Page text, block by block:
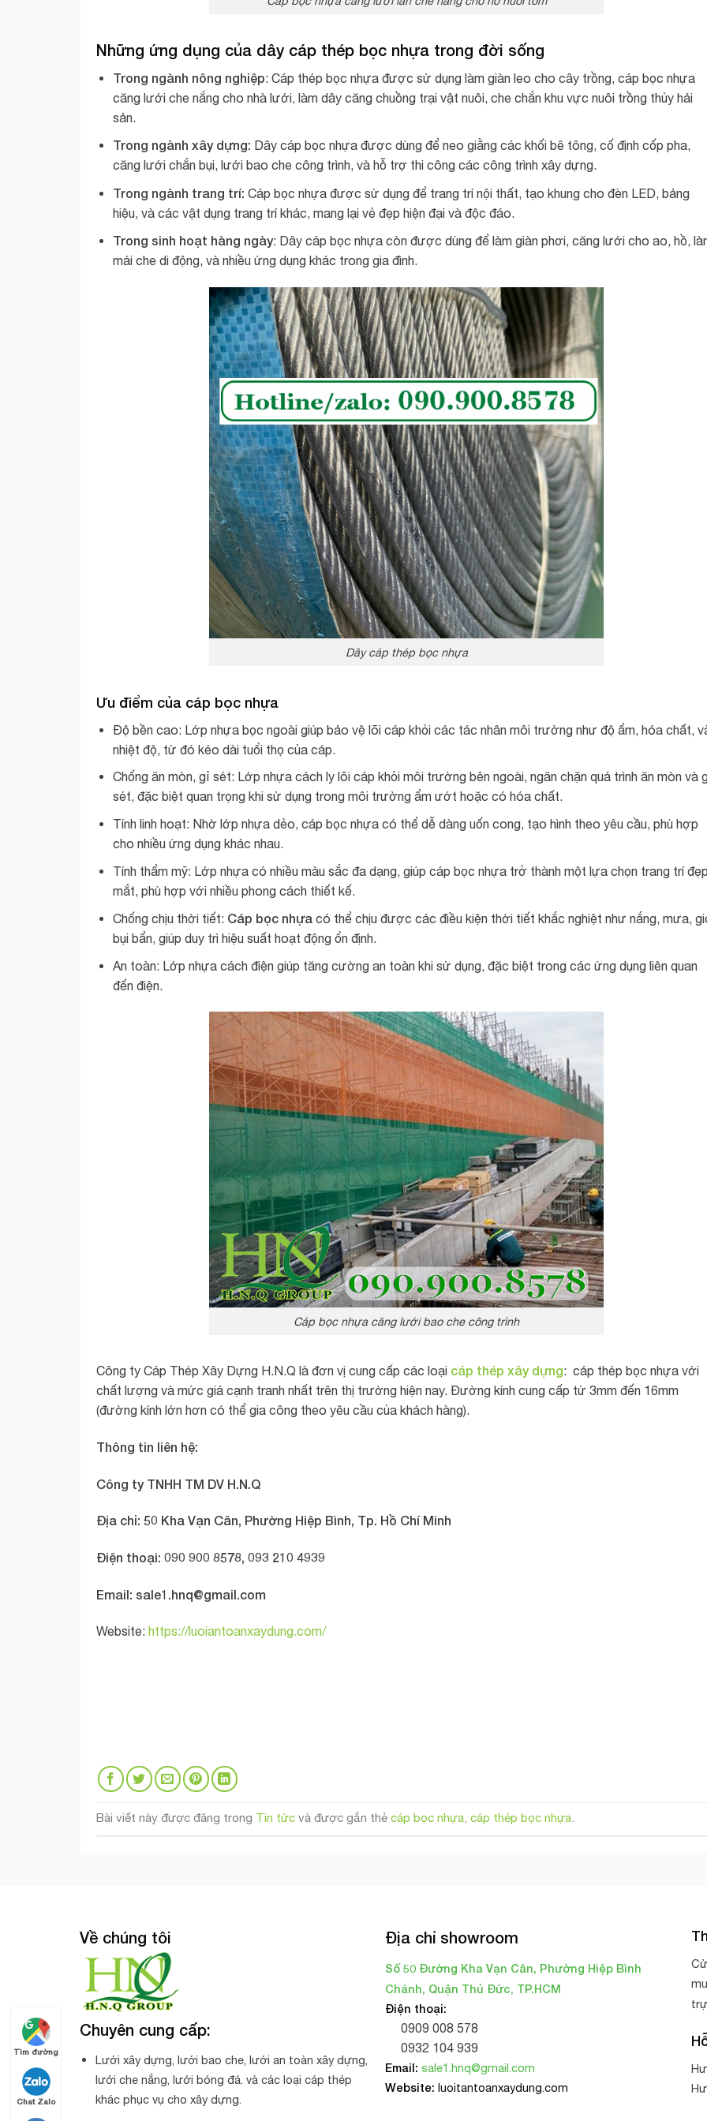
Những ứng dụng của dây cáp thép bọc nhựa trong đời sống
Trong ngành nông nghiệp: Cáp thép bọc nhựa được sử dụng làm giàn leo cho cây trồng, cáp bọc nhựa
căng lưới che nắng cho nhà lưới, làm dây căng chuồng trại vật nuôi, che chắn khu vực nuôi trồng thủy hải
sản.
Trong ngành xây dựng: Dây cáp bọc nhựa được dùng để neo giằng các khối bê tông, cố định cốp pha,
căng lưới chắn bụi, lưới bao che công trình, và hỗ trợ thi công các công trình xây dựng.
Trong ngành trang trí: Cáp bọc nhựa được sử dụng để trang trí nội thất, tạo khung cho đèn LED, bảng
hiệu, và các vật dụng trang trí khác, mang lại vẻ đẹp hiện đại và độc đáo.
Trong sinh hoạt hàng ngày: Dây cáp bọc nhựa còn được dùng để làm giàn phơi, căng lưới cho ao, hồ,
mái che di động, và nhiều ứng dụng khác trong gia đình.
Dây cáp thép bọc nhựa
Ưu điểm của cáp bọc nhựa
Độ bền cao: Lớp nhựa bọc ngoài giúp bảo vệ lõi cáp khỏi các tác nhân môi trường như độ ẩm, hóa chất,
nhiệt độ, từ đó kéo dài tuổi thọ của cáp.
Chống ăn mòn, gỉ sét: Lớp nhựa cách ly lõi cáp khỏi môi trường bên ngoài, ngăn chặn quá trình ăn mòn và
sét, đặc biệt quan trọng khi sử dụng trong môi trường ẩm ướt hoặc có hóa chất.
Tính linh hoạt: Nhờ lớp nhựa dẻo, cáp bọc nhựa có thể dễ dàng uốn cong, tạo hình theo yêu cầu, phù hợp
cho nhiều ứng dụng khác nhau.
Tính thẩm mỹ: Lớp nhựa có nhiều màu sắc đa dạng, giúp cáp bọc nhựa trở thành một lựa chọn trang trí đẹp
mắt, phù hợp với nhiều phong cách thiết kế.
Chống chịu thời tiết: Cáp bọc nhựacó thể chịu được các điều kiện thời tiết khắc nghiệt như nắng, mưa,
bụi bẩn, giúp duy trì hiệu suất hoạt động ổn định.
An toàn: Lớp nhựa cách điện giúp tăng cường an toàn khi sử dụng, đặc biệt trong các ứng dụng liên quan
đến điện.
Cáp bọc nhựa căng lưới bao che công trình
Công ty Cáp Thép Xây Dựng H.N.Q là đơn vị cung cấp các loại cáp thép xây dựng: cáp thép bọc nhựa với
chất lượng và mức giá cạnh tranh nhất trên thị trường hiện nay. Đường kính cung cấp từ 3mm đến 16mm
(đường kính lớn hơn có thể gia công theo yêu cầu của khách hàng).
Thông tin liên hệ:
Công ty TNHH TM DV H.N.Q
Địa chỉ: 50 Kha Vạn Cân, Phường Hiệp Bình, Tp. Hồ Chí Minh
Điện thoại: 090 900 8578, 093 210 4939
Email: sale1.hnq@gmail.com
Website: https://luoiantoanxaydung.com/
Bài viết này được đăng trong Tin tức và được gắn thẻ cáp bọc nhựa, cáp thép bọc nhựa.
Về chúng tôi
Chuyên cung cấp:
Lưới xây dựng, lưới bao che, lưới an toàn xây dựng,
lưới che nắng, lưới bóng đá. và các loại cáp thép
khác phục vụ cho xây dựng.
Địa chỉ showroom
Số 50 Đường Kha Vạn Cân, Phường Hiệp Bình
Chánh, Quận Thủ Đức, TP.HCM
Điện thoại:
0909 008 578
0932 104 939
Email: sale1.hnq@gmail.com
Website: luoitantoanxaydung.com
Tìm đường
Chat Zalo